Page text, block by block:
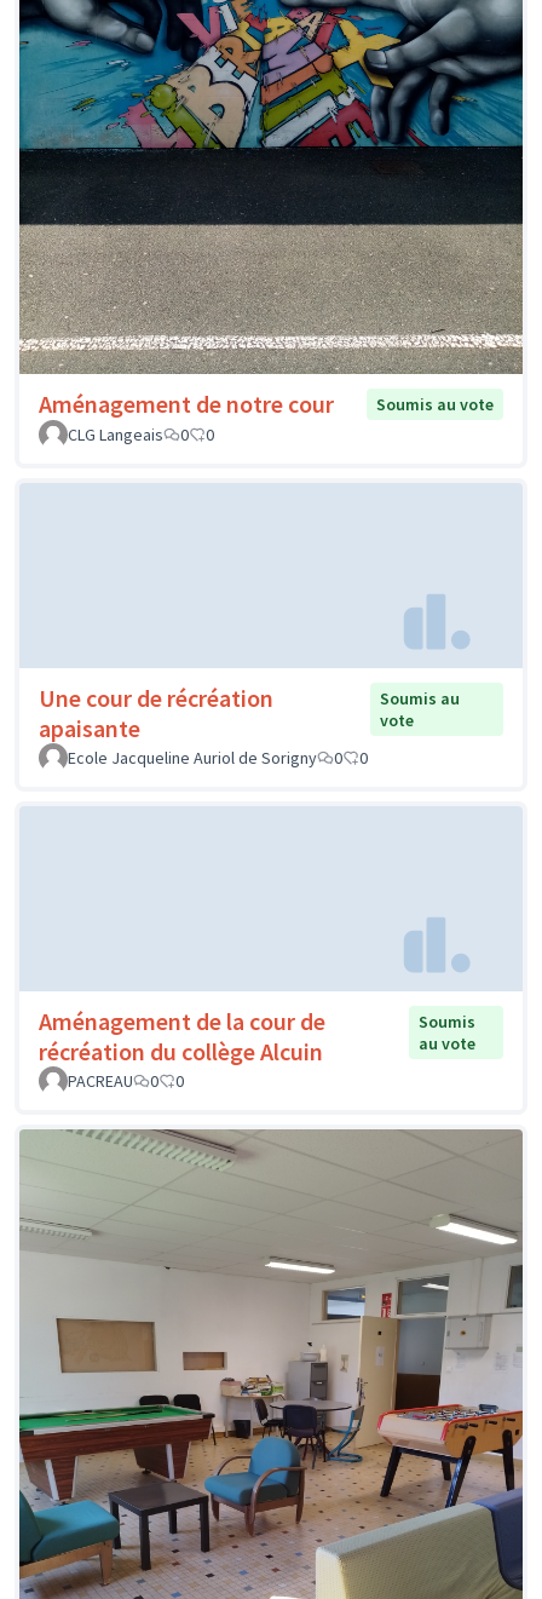
Aménagement de notre cour
Soumis au vote
CLG Langeais
0 0
Une cour de récréation
apaisante
Soumis au
vote
Ecole Jacqueline Auriol de Sorigny
0 0
Aménagement de la cour de
récréation du collège Alcuin
Soumis
au vote
PACREAU
0 0